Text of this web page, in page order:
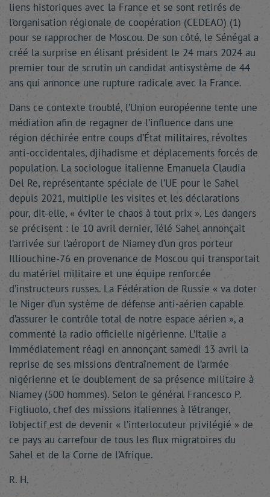
liens historiques avec la France et se sont retirés de
l’organisation régionale de coopération (CEDEAO) (1)
pour se rapprocher de Moscou. De son côté, le Sénégal a
créé la surprise en élisant président le 24 mars 2024 au
premier tour de scrutin un candidat antisystème de 44
ans qui annonce une rupture radicale avec la France.
Dans ce contexte troublé, l’Union européenne tente une
médiation afin de regagner de l’influence dans une
région déchirée entre coups d’État militaires, révoltes
anti-occidentales, djihadisme et déplacements forcés de
population. La sociologue italienne Emanuela Claudia
Del Re, représentante spéciale de l’UE pour le Sahel
depuis 2021, multiplie les visites et les déclarations
pour, dit-elle, « éviter le chaos à tout prix ». Les dangers
se précisent : le 10 avril dernier, Télé Sahel annonçait
l’arrivée sur l’aéroport de Niamey d’un gros porteur
Illiouchine-76 en provenance de Moscou qui transportait
du matériel militaire et une équipe renforcée
d’instructeurs russes. La Fédération de Russie « va doter
le Niger d’un système de défense anti-aérien capable
d’assurer le contrôle total de notre espace aérien », a
commenté la radio officielle nigérienne. L’Italie a
immédiatement réagi en annonçant samedi 13 avril la
reprise de ses missions d’entraînement de l’armée
nigérienne et le doublement de sa présence militaire à
Niamey (500 hommes). Selon le général Francesco P.
Figliuolo, chef des missions italiennes à l’étranger,
l’objectif est de devenir « l’interlocuteur privilégié » de
ce pays au carrefour de tous les flux migratoires du
Sahel et de la Corne de l’Afrique.
R. H.